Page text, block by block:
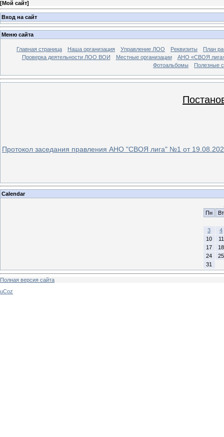
[Мой сайт]
Вход на сайт
Меню сайта
Главная страница Наша организация Управление ЛОО Реквизиты
План
Проверка деятельности ЛОО ВОИ
Местные организации
АНО «СВОЯ
Фотоальбомы
Полезные
Протокол заседания правления АНО "СВОЯ лига" №1 от
Calendar
Пн
Вт
3
4
10
11
17
18
24
25
31
Полная версия сайта
uCoz